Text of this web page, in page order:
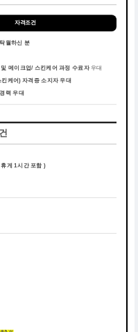
자격조건
월하신 분
메이크업/ 스킨케어 과정 수료자우대
케어) 자격증 소지자 우대
력 우대
게 1시간 포함 )